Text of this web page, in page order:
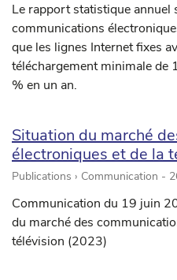
Le rapport statistique annuel
communications
que les lignes Internet fixes
téléchargement minimale de
% en un an.
Situation du marché
électroniques et de la
Publications › Communication -
Communication du 19 juin
du marché des
télévision (2023)